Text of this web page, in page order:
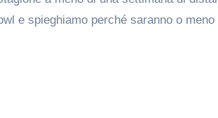
e spieghiamo perché saranno o